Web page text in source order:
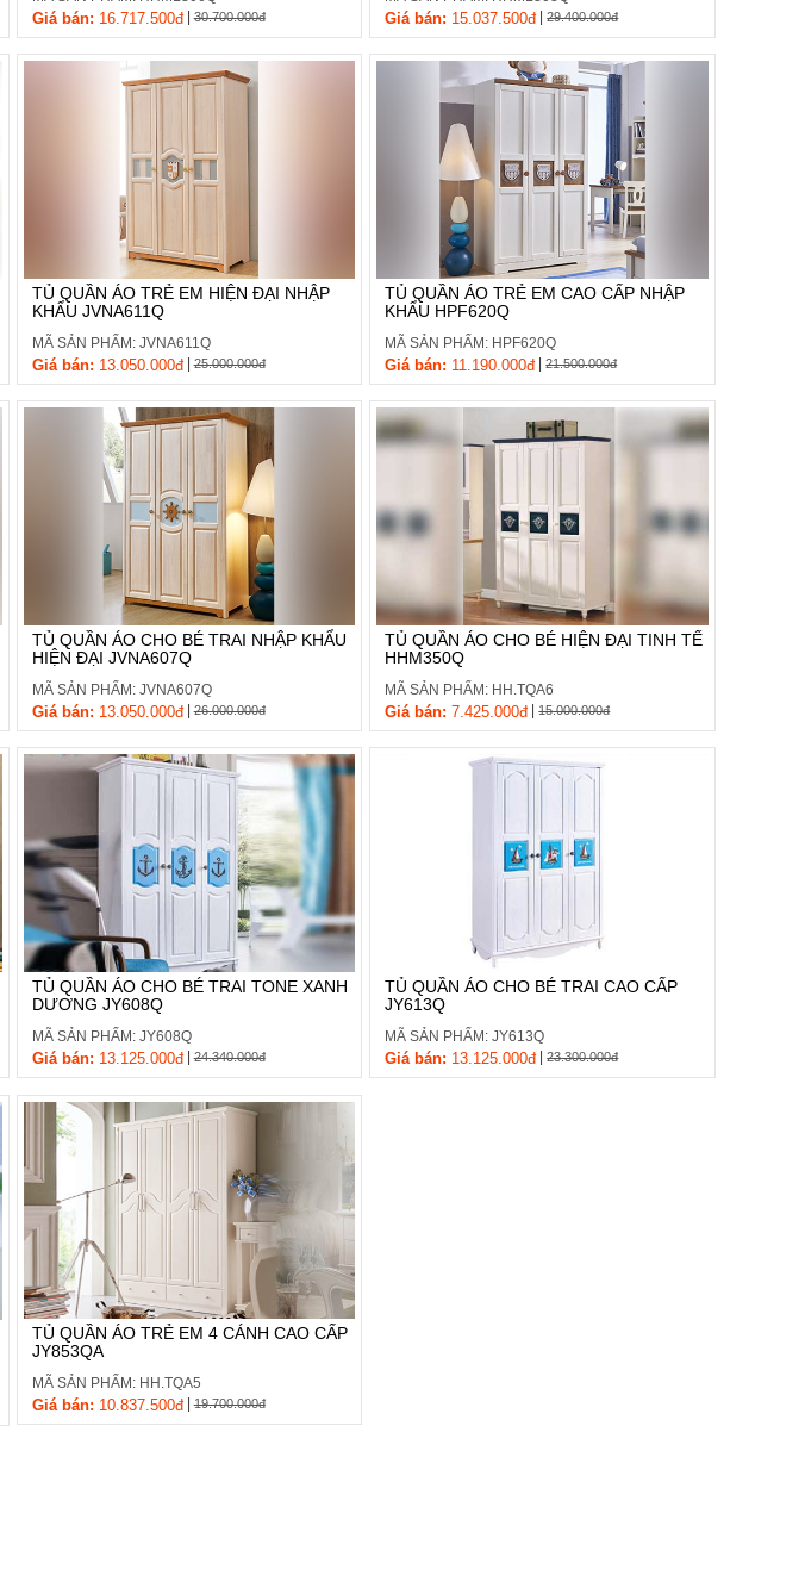
Giá bán: 16.717.500đ|30.700.000đ Giá bán: 15.037.500đ|29.400.000đ
TỦ QUẦN ÁO TRẺ EM HIỆN ĐẠI NHẬP
KHẨU JVNA611Q
MÃ SẢN PHẨM: JVNA611Q
Giá bán: 13.050.000đ|25.000.000đ
TỦ QUẦN ÁO TRẺ EM CAO CẤP NHẬP
KHẨU HPF620Q
MÃ SẢN PHẨM: HPF620Q
Giá bán: 11.190.000đ|21.500.000đ
TỦ QUẦN ÁO CHO BÉ TRAI NHẬP KHẨU
HIỆN ĐẠI JVNA607Q
MÃ SẢN PHẨM: JVNA607Q
Giá bán: 13.050.000đ|26.000.000đ
TỦ QUẦN ÁO CHO BÉ HIỆN ĐẠI TINH TẾ
HHM350Q
MÃ SẢN PHẨM: HH.TQA6
Giá bán: 7.425.000đ|15.000.000đ
TỦ QUẦN ÁO CHO BÉ TRAI TONE XANH
DƯƠNG JY608Q
MÃ SẢN PHẨM: JY608Q
Giá bán: 13.125.000đ|24.340.000đ
TỦ QUẦN ÁO CHO BÉ TRAI CAO CẤP
JY613Q
MÃ SẢN PHẨM: JY613Q
Giá bán: 13.125.000đ|23.300.000đ
TỦ QUẦN ÁO TRẺ EM 4 CÁNH CAO CẤP
JY853QA
MÃ SẢN PHẨM: HH.TQA5
Giá bán: 10.837.500đ|19.700.000đ